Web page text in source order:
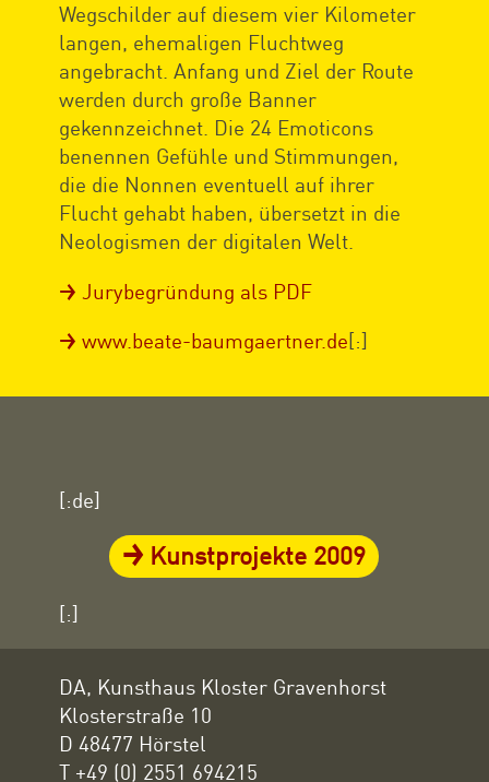
Wegschilder auf diesem vier Kilometer
langen, ehemaligen Fluchtweg
angebracht. Anfang und Ziel der Route
werden durch große Banner
gekennzeichnet. Die 24 Emoticons
benennen Gefühle und Stimmungen,
die die Nonnen eventuell auf ihrer
Flucht gehabt haben, übersetzt in die
Neologismen der digitalen Welt.
Jurybegründung als PDF
www.beate-baumgaertner.de[:]
[:de]
Kunstprojekte 2009
[:]
DA, Kunsthaus Kloster Gravenhorst
Klosterstraße 10
D 48477 Hörstel
T +49 (0) 2551 694215